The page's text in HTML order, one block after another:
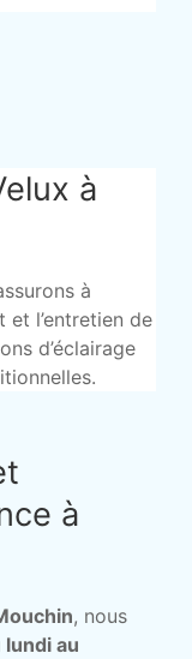
à
à
et l’entretien de
d’éclairage
à
, nous
au